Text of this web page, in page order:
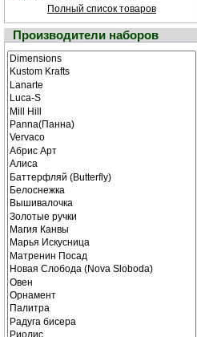
Полный список товаров
Производители наборов